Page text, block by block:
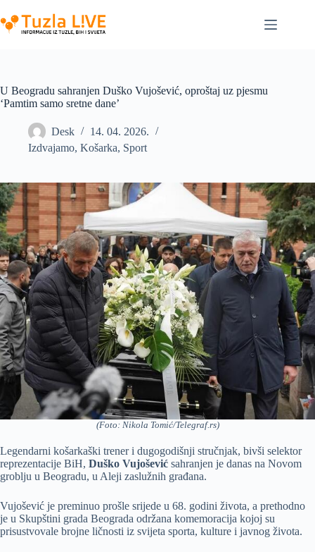
to
content
U Beogradu sahranjen Duško Vujošević, oproštaj uz pjesmu
‘Pamtim samo sretne dane’
Desk
14. 04. 2026.
Izdvajamo, Košarka, Sport
(Foto: Nikola Tomić/Telegraf.rs)
Legendarni košarkaški trener i dugogodišnji stručnjak, bivši selektor
reprezentacije BiH, Duško Vujošević sahranjen je danas na Novom
groblju u Beogradu, u Aleji zaslužnih građana.
Vujošević je preminuo prošle srijede u 68. godini života, a prethodno
je u Skupštini grada Beograda održana komemoracija kojoj su
prisustvovale brojne ličnosti iz svijeta sporta, kulture i javnog života.